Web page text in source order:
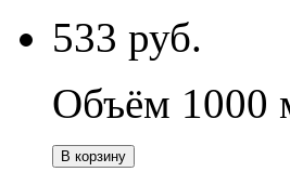
533 руб.
Объём 1000
В корзину